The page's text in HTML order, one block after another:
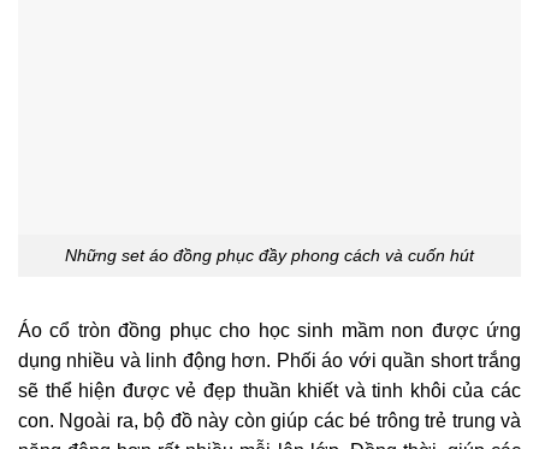
Những set áo đồng phục đầy phong cách và cuốn hút
Áo cổ tròn đồng phục cho học sinh mầm non được ứng
dụng nhiều và linh động hơn. Phối áo với quần short trắng
sẽ thể hiện được vẻ đẹp thuần khiết và tinh khôi của các
con. Ngoài ra, bộ đồ này còn giúp các bé trông trẻ trung và